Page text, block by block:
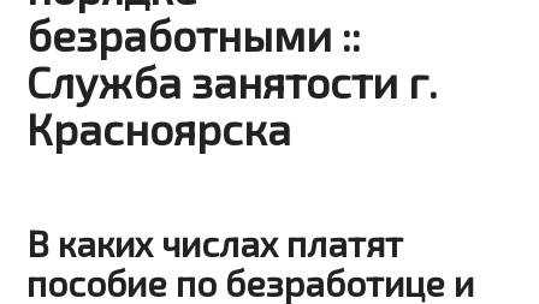
безработными ::
Служба занятости г.
Красноярска
В каких числах платят
пособие по безработице и